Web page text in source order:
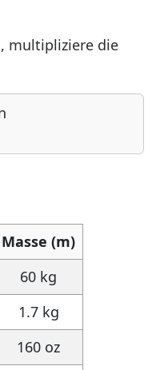
multipliziere die
Masse (m)
60 kg
1.7 kg
160 oz